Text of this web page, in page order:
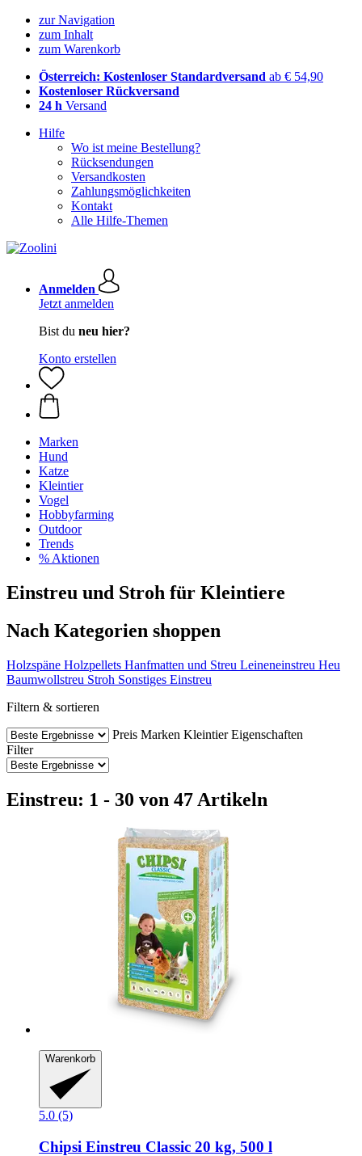
zur Navigation
zum Inhalt
zum Warenkorb
Österreich: Kostenloser Standardversand ab € 54,90
Kostenloser Rückversand
24 h Versand
Hilfe
Wo ist meine Bestellung?
Rücksendungen
Versandkosten
Zahlungsmöglichkeiten
Kontakt
Alle Hilfe-Themen
Anmelden
Jetzt anmelden
Bist du neu hier?
Konto erstellen
Marken
Hund
Katze
Kleintier
Vogel
Hobbyfarming
Outdoor
Trends
% Aktionen
Einstreu und Stroh für Kleintiere
Nach Kategorien shoppen
Holzspäne Holzpellets Hanfmatten und Streu Leineneinstreu Heu
Baumwollstreu Stroh Sonstiges Einstreu
Filtern & sortieren
Preis Marken Kleintier Eigenschaften
Filter
Einstreu: 1 - 30 von 47 Artikeln
Warenkorb
5.0 (5)
Chipsi Einstreu Classic 20 kg, 500 l